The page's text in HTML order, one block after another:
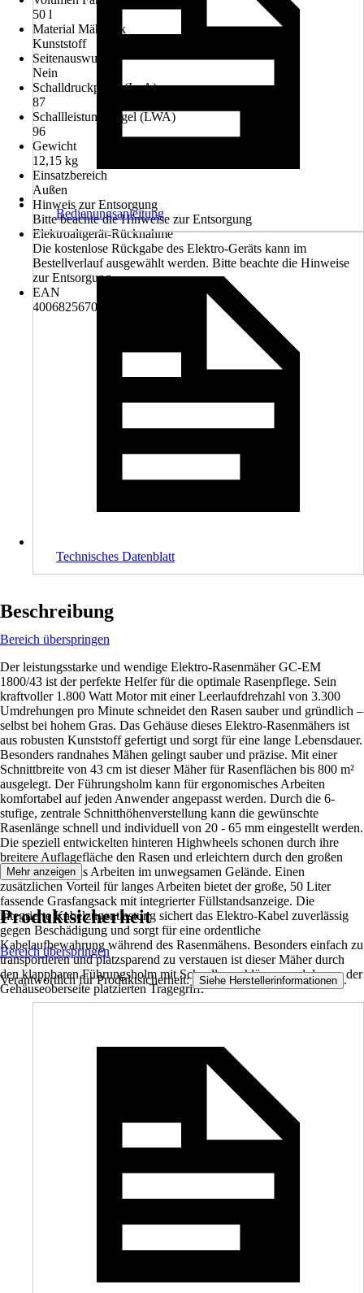
50 l
Material Mähdeck
Kunststoff
Seitenauswurf
Nein
Schalldruckpegel (LpA)
87
Schallleistungspegel (LWA)
96
Gewicht
12,15 kg
Einsatzbereich
Außen
Hinweis zur Entsorgung
Bitte beachte die Hinweise zur Entsorgung
Elektroaltgerät-Rücknahme
Die kostenlose Rückgabe des Elektro-Geräts kann im
Bestellverlauf ausgewählt werden. Bitte beachte die Hinweise
zur Entsorgung.
EAN
4006825670356
Bedienungsanleitung
Technisches Datenblatt
Beschreibung
Bereich überspringen
Der leistungsstarke und wendige Elektro-Rasenmäher GC-EM
1800/43 ist der perfekte Helfer für die optimale Rasenpflege. Sein
kraftvoller 1.800 Watt Motor mit einer Leerlaufdrehzahl von 3.300
Umdrehungen pro Minute schneidet den Rasen sauber und gründlich –
selbst bei hohem Gras. Das Gehäuse dieses Elektro-Rasenmähers ist
aus robusten Kunststoff gefertigt und sorgt für eine lange Lebensdauer.
Besonders randnahes Mähen gelingt sauber und präzise. Mit einer
Schnittbreite von 43 cm ist dieser Mäher für Rasenflächen bis 800 m²
ausgelegt. Der Führungsholm kann für ergonomisches Arbeiten
komfortabel auf jeden Anwender angepasst werden. Durch die 6-
stufige, zentrale Schnitthöhenverstellung kann die gewünschte
Rasenlänge schnell und individuell von 20 - 65 mm eingestellt werden.
Die speziell entwickelten hinteren Highwheels schonen durch ihre
breitere Auflagefläche den Rasen und erleichtern durch den großen
Durchmesser das Arbeiten im unwegsamen Gelände. Einen
zusätzlichen Vorteil für langes Arbeiten bietet der große, 50 Liter
fassende Grasfangsack mit integrierter Füllstandsanzeige. Die
integrierte Kabelzugentlastung sichert das Elektro-Kabel zuverlässig
gegen Beschädigung und sorgt für eine ordentliche
Kabelaufbewahrung während des Rasenmähens. Besonders einfach zu
transportieren und platzsparend zu verstauen ist dieser Mäher durch
den klappbaren Führungsholm mit Schnellverschlüssen und den an der
Gehäuseoberseite platzierten Tragegriff.
Mehr anzeigen
Produktsicherheit
Bereich überspringen
Verantwortlich für Produktsicherheit: Siehe Herstellerinformationen .